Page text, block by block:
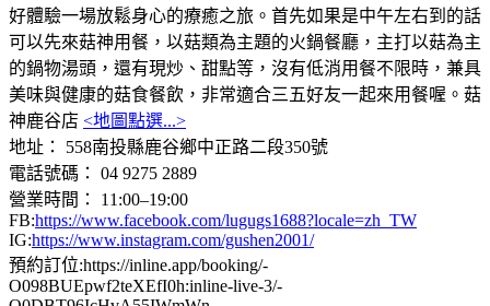
好體驗一場放鬆身心的療癒之旅。首先如果是中午左右到的話
可以先來菇神用餐，以菇類為主題的火鍋餐廳，主打以菇為主
的鍋物湯頭，還有現炒、甜點等，沒有低消用餐不限時，兼具
美味與健康的菇食餐飲，非常適合三五好友一起來用餐喔。菇
神鹿谷店 <地圖點選...>
地址： 558南投縣鹿谷鄉中正路二段350號
電話號碼： 04 9275 2889
營業時間： 11:00–19:00
FB:https://www.facebook.com/lugugs1688?locale=zh_TW
IG:https://www.instagram.com/gushen2001/
預約訂位:https://inline.app/booking/-
O098BUEpwf2teXEfI0h:inline-live-3/-